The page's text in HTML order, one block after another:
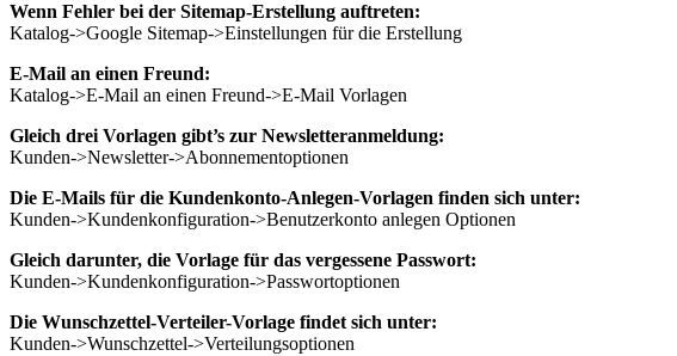
Wenn Fehler bei der Sitemap-Erstellung auftreten:
Katalog->Google Sitemap->Einstellungen für die Erstellung
E-Mail an einen Freund:
Katalog->E-Mail an einen Freund->E-Mail Vorlagen
Gleich drei Vorlagen gibt’s zur Newsletteranmeldung:
Kunden->Newsletter->Abonnementoptionen
Die E-Mails für die Kundenkonto-Anlegen-Vorlagen finden sich unter:
Kunden->Kundenkonfiguration->Benutzerkonto anlegen Optionen
Gleich darunter, die Vorlage für das vergessene Passwort:
Kunden->Kundenkonfiguration->Passwortoptionen
Die Wunschzettel-Verteiler-Vorlage findet sich unter:
Kunden->Wunschzettel->Verteilungsoptionen